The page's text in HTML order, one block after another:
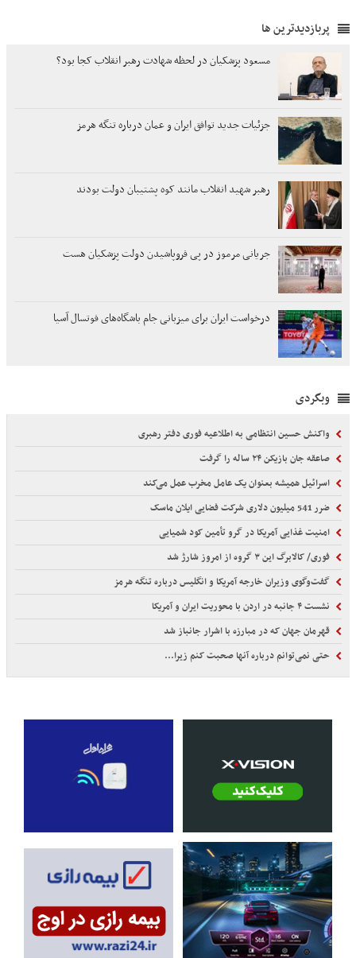
پربازدیدترین ها
مسعود پزشکیان در لحظه شهادت رهبر انقلاب کجا بود؟
جزئیات جدید توافق ایران و عمان درباره تنگه هرمز
رهبر شهید انقلاب مانند کوه پشتیبان دولت بودند
جریانی مرموز در پی فروپاشیدن دولت پزشکیان هست
درخواست ایران برای میزبانی جام باشگاه‌های فوتسال آسیا
وبگردی
واکنش حسین انتظامی به اطلاعیه فوری دفتر رهبری
صاعقه جان بازیکن ۲۴ ساله را گرفت
اسرائیل همیشه بعنوان یک عامل مخرب عمل می‌کند
ضرر 541 میلیون دلاری شرکت فضایی ایلان ماسک
امنیت غذایی آمریکا در گرو تأمین کود شمیایی
فوری/ کالابرگ این ۳ گروه از امروز شارژ شد
گفت‌وگوی وزیران خارجه آمریکا و انگلیس درباره تنگه هرمز
نشست ۴ جانبه در اردن با محوریت ایران و آمریکا
قهرمان جهان که در مبارزه با اشرار جانباز شد
حتی نمی‌توانم درباره آنها صحبت کنم زیرا...